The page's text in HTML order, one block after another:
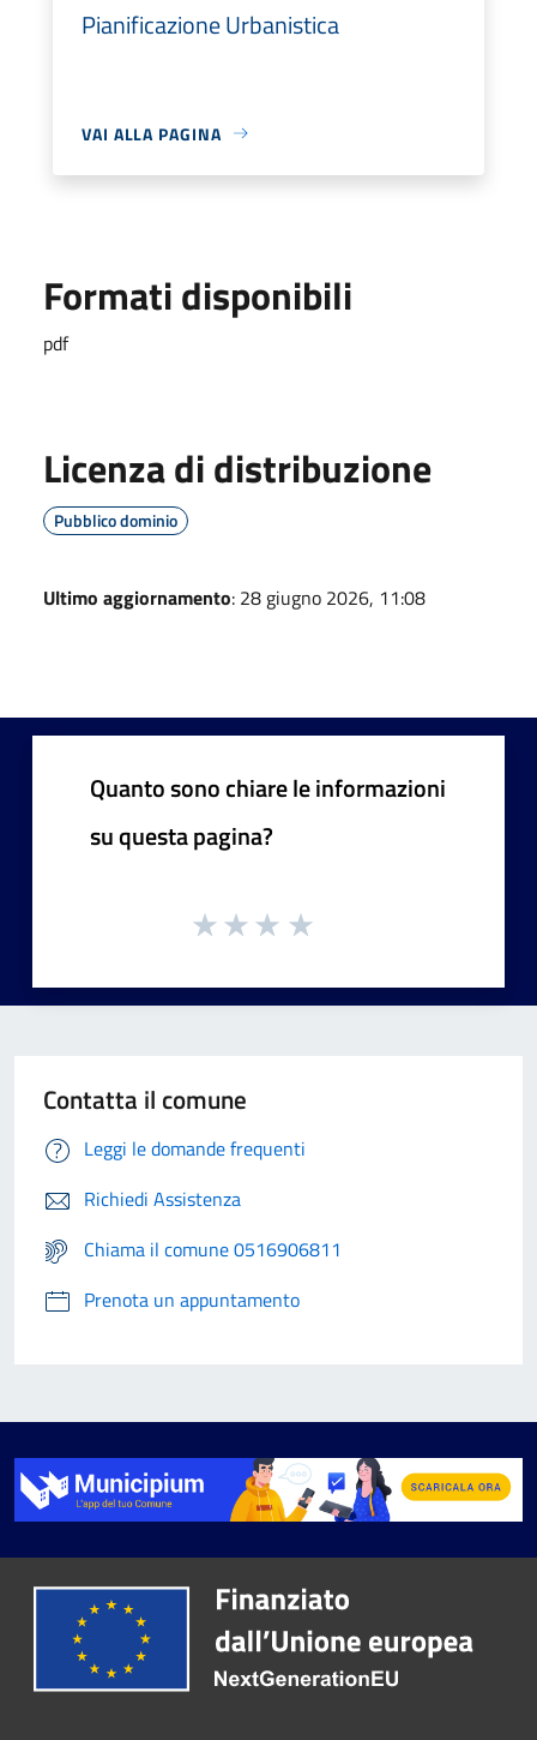
Pianificazione Urbanistica
VAI ALLA PAGINA
Formati disponibili
pdf
Licenza di distribuzione
Pubblico dominio
Ultimo aggiornamento: 28 giugno 2026, 11:08
Quanto sono chiare le informazioni
su questa pagina?
Contatta il comune
Leggi le domande frequenti
Richiedi Assistenza
Chiama il comune 0516906811
Prenota un appuntamento